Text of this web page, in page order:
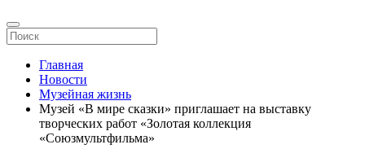
Главная
Новости
Музейная жизнь
Музей «В мире сказки» приглашает на выставку
творческих работ «Золотая коллекция
«Союзмультфильма»